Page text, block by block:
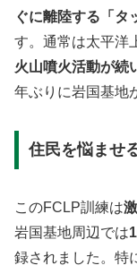
ぐに離陸する「タ
す。通常は太平洋
火山噴火活動が続
年ぶりに岩国基地
住民を悩ませ
このFCLP訓練は
岩国基地周辺では
録されました。特